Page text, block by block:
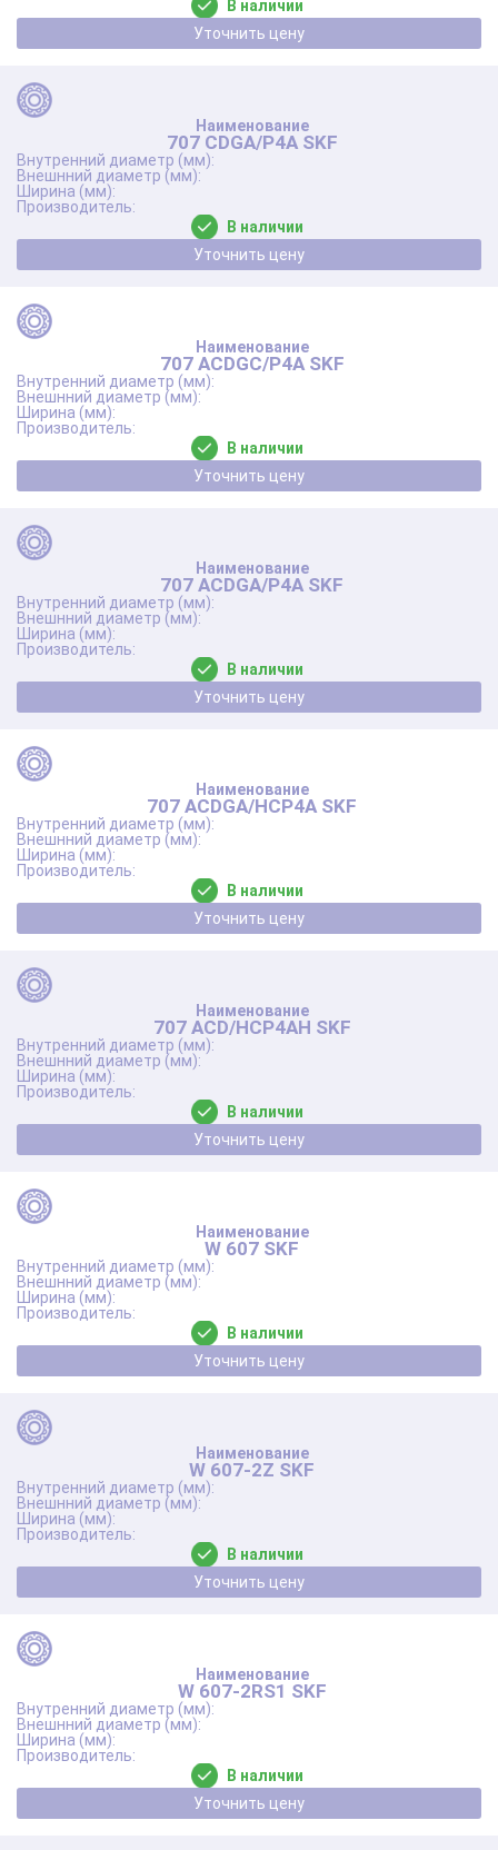
В наличии
Уточнить цену
707 CDGA/P4A SKF
В наличии
Уточнить цену
707 ACDGC/P4A SKF
В наличии
Уточнить цену
707 ACDGA/P4A SKF
В наличии
Уточнить цену
707 ACDGA/HCP4A SKF
В наличии
Уточнить цену
707 ACD/HCP4AH SKF
В наличии
Уточнить цену
W 607 SKF
В наличии
Уточнить цену
W 607-2Z SKF
В наличии
Уточнить цену
W 607-2RS1 SKF
В наличии
Уточнить цену